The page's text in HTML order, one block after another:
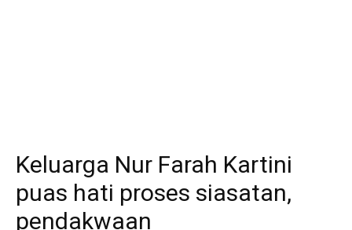
Keluarga Nur Farah Kartini
puas hati proses siasatan,
pendakwaan